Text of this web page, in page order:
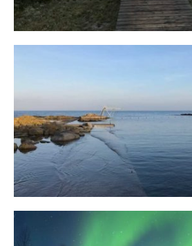
Bornholm
29. OKTOBER 2018